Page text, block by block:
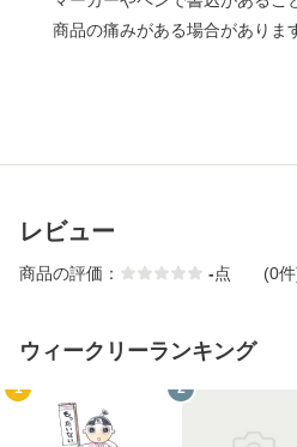
商品の痛みがある場合があります
レビュー
商品の評価： -点 (0
ウィークリーランキング
1 2